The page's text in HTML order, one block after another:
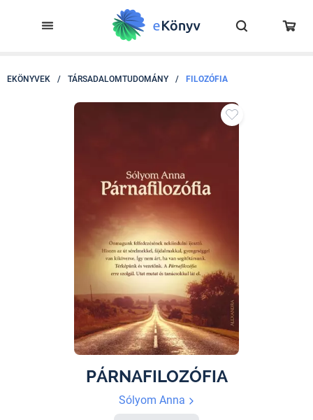
EKÖNYVEK / TÁRSADALOMTUDOMÁNY / FILOZÓFIA
PÁRNAFILOZÓFIA
Sólyom Anna